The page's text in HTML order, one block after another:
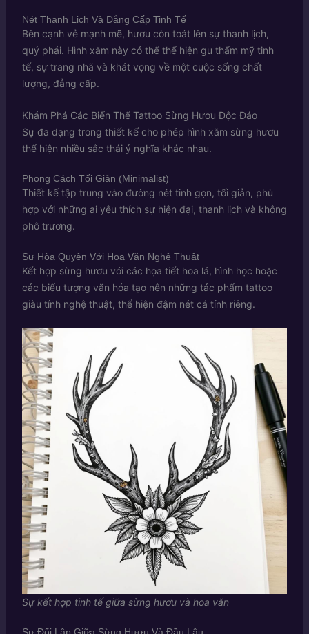
Nét Thanh Lịch Và Đẳng Cấp Tinh Tế
Bên cạnh vẻ mạnh mẽ, hươu còn toát lên sự thanh lịch,
quý phái. Hình xăm này có thể thể hiện gu thẩm mỹ tinh
tế, sự trang nhã và khát vọng về một cuộc sống chất
lượng, đẳng cấp.
Khám Phá Các Biến Thể Tattoo Sừng Hươu Độc Đáo
Sự đa dạng trong thiết kế cho phép hình xăm sừng hươu
thể hiện nhiều sắc thái ý nghĩa khác nhau.
Phong Cách Tối Giản (Minimalist)
Thiết kế tập trung vào đường nét tinh gọn, tối giản, phù
hợp với những ai yêu thích sự hiện đại, thanh lịch và không
phô trương.
Sự Hòa Quyện Với Hoa Văn Nghệ Thuật
Kết hợp sừng hươu với các họa tiết hoa lá, hình học hoặc
các biểu tượng văn hóa tạo nên những tác phẩm tattoo
giàu tính nghệ thuật, thể hiện đậm nét cá tính riêng.
Sự kết hợp tinh tế giữa sừng hươu và hoa văn